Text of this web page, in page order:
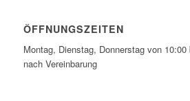
ÖFFNUNGSZEITEN
Montag, Dienstag, Donnerstag von
nach Vereinbarung